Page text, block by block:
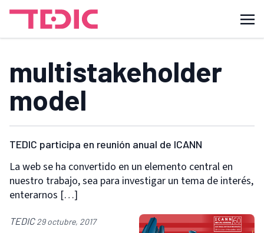
multistakeholder
model
TEDIC participa en reunión anual de ICANN
La web se ha convertido en un elemento central en
nuestro trabajo, sea para investigar un tema de interés,
enterarnos […]
TEDIC29 octubre, 2017